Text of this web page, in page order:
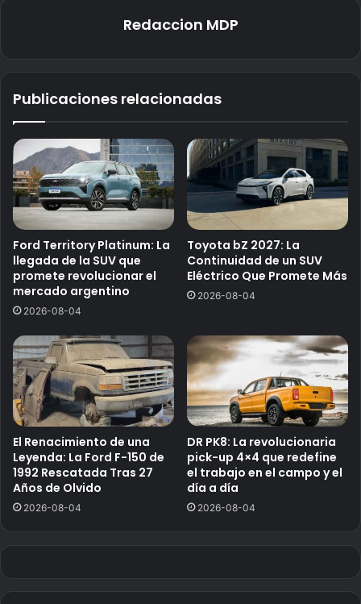
Redaccion MDP
Publicaciones relacionadas
Ford Territory Platinum: La
llegada de la SUV que
promete revolucionar el
mercado argentino
2026-08-04
Toyota bZ 2027: La
Continuidad de un SUV
Eléctrico Que Promete Más
2026-08-04
El Renacimiento de una
Leyenda: La Ford F-150 de
1992 Rescatada Tras 27
Años de Olvido
2026-08-04
DR PK8: La revolucionaria
pick-up 4×4 que redefine
el trabajo en el campo y el
día a día
2026-08-04